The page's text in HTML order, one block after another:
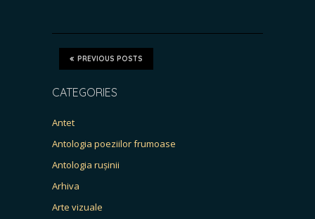
PREVIOUS POSTS
CATEGORIES
Antet
Antologia poeziilor frumoase
Antologia rușinii
Arhiva
Arte vizuale